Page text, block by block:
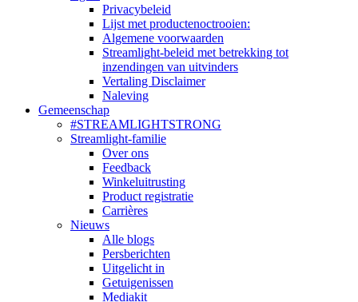
Privacybeleid
Lijst met productenoctrooien:
Algemene voorwaarden
Streamlight-beleid met betrekking tot
inzendingen van uitvinders
Vertaling Disclaimer
Naleving
Gemeenschap
#STREAMLIGHTSTRONG
Streamlight-familie
Over ons
Feedback
Winkeluitrusting
Product registratie
Carrières
Nieuws
Alle blogs
Persberichten
Uitgelicht in
Getuigenissen
Mediakit